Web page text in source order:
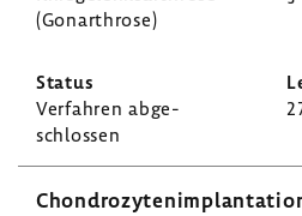
(Gonar­throse)
Verfahren abge­
schlossen